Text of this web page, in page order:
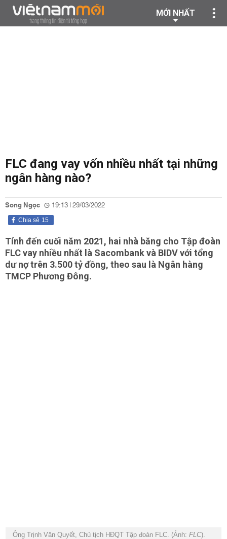
MỚI NHẤT
FLC đang vay vốn nhiều nhất tại những
ngân hàng nào?
Song Ngọc 19:13 | 29/03/2022
15
Chia sẻ
Tính đến cuối năm 2021, hai nhà băng cho Tập đoàn
FLC vay nhiều nhất là Sacombank và BIDV với tổng
dư nợ trên 3.500 tỷ đồng, theo sau là Ngân hàng
TMCP Phương Đông.
Ông Trịnh Văn Quyết, Chủ tịch HĐQT Tập đoàn FLC. (Ảnh: FLC).